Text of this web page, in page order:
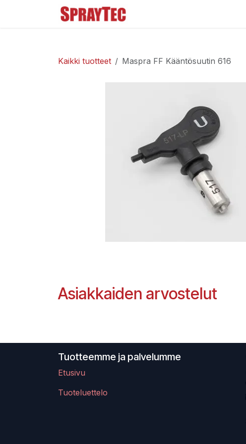
Kaikki tuotteet Maspra FF Kääntösuutin 616
Asiakkaiden arvostelut
Tuotteemme ja palvelumme
Etusivu
Tuoteluettelo